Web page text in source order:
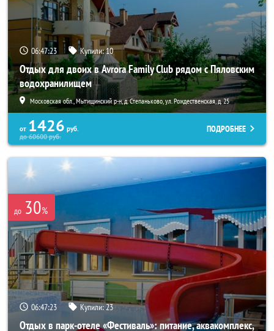
06:47:21 Купили:10
Отдых для двоих в Avrora Family Club рядом с Пяловским
водохранилищем
Московская обл., Мытищинский р-н, д. Степаньково, ул. Рождественская, д. 25
от 1426 руб.
до60600руб.
ПОДРОБНЕЕ
до 30%
06:47:21 Купили:23
Отдых в парк-отеле «Фестиваль»: питание, аквакомплекс,